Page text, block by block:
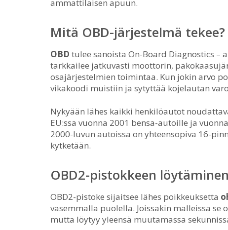
ammattilaisen apuun.
Mitä OBD-järjestelmä tekee?
OBD tulee sanoista On-Board Diagnostics –
tarkkailee jatkuvasti moottorin,
osajärjestelmien toimintaa. Kun jokin arvo
vikakoodi muistiin ja sytyttää kojelautan
Nykyään lähes kaikki henkilöautot
EU:ssa vuonna 2001 bensa-autoille ja
2000-luvun autoissa on yhteensopiva 16-
kytketään.
OBD2-pistokkeen
OBD2-pistoke sijaitsee lähes poikkeuksetta
vasemmalla puolella. Joissakin malleissa
mutta löytyy yleensä muutamassa